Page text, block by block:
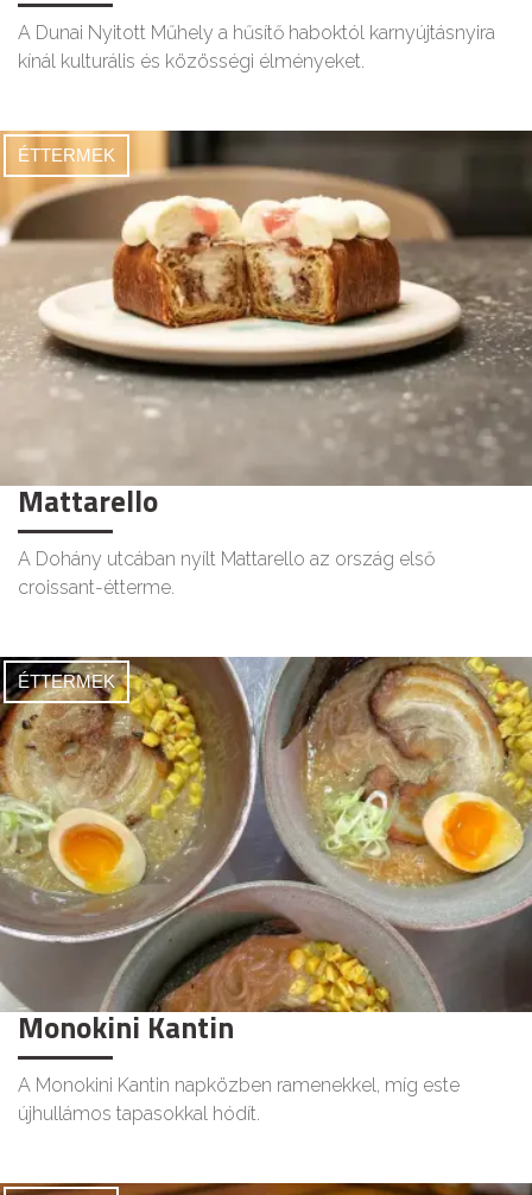
A Dunai Nyitott Műhely a hűsítő haboktól karnyújtásnyira
kínál kulturális és közösségi élményeket.
ÉTTERMEK
Mattarello
A Dohány utcában nyílt Mattarello az ország első
croissant-étterme.
ÉTTERMEK
Monokini Kantin
A Monokini Kantin napközben ramenekkel, míg este
újhullámos tapasokkal hódít.